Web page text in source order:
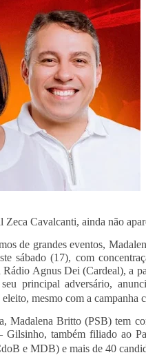
Cavalcanti, ainda não
de grandes eventos,
sábado (17), com
Agnus Dei (Cardeal), a
principal adversário,
mesmo com a campanha
Madalena Britto (PSB) tem
também filiado ao
e MDB) e mais de 40